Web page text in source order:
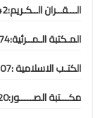
الـــقــران الــكـريم:501142👁️
المـكتبة الـمــرئية:1257174👁️
الكتـب الاسلامية :167407👁️
مكـــتبة الصـــــور:1661720👁️